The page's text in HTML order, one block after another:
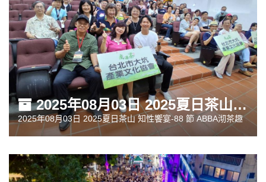
2025年08月03日 2025夏日茶山 知性饗宴-88 節 ABBA沏茶趣
2025年08月03日 2025夏日茶山 知性饗宴-88 節 ABBA沏茶趣